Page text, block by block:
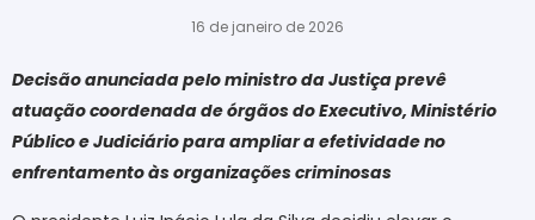
16 de janeiro de 2026
Decisão anunciada pelo ministro da Justiça prevê
atuação coordenada de órgãos do Executivo, Ministério
Público e Judiciário para ampliar a efetividade no
enfrentamento às organizações criminosas